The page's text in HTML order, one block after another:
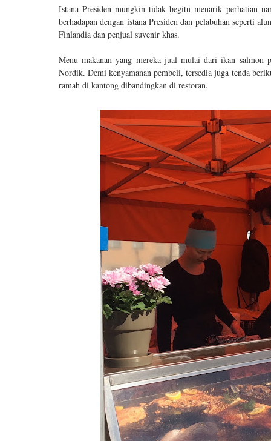
Istana Presiden mungkin tidak begitu menarik perhatian
berhadapan dengan istana Presiden dan pelabuhan seperti
Finlandia dan penjual suvenir khas.
Menu makanan yang mereka jual mulai dari ikan salmon
Nordik. Demi kenyamanan pembeli, tersedia juga tenda
ramah di kantong dibandingkan di restoran.